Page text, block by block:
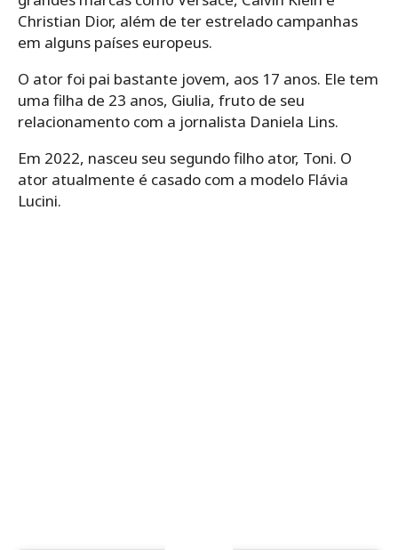
Christian Dior, além de ter estrelado campanhas
em alguns países europeus.
O ator foi pai bastante jovem, aos 17 anos. Ele tem
uma filha de 23 anos, Giulia, fruto de seu
relacionamento com a jornalista Daniela Lins.
Em 2022, nasceu seu segundo filho ator, Toni. O
ator atualmente é casado com a modelo Flávia
Lucini.